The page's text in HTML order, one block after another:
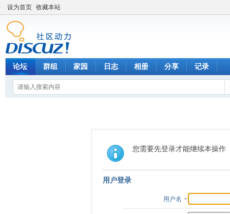
设为首页 收藏本站
论坛 群组 家园 日志 相册 分享 记录
您需要先登录才能继续本操作
用户登录
用户名